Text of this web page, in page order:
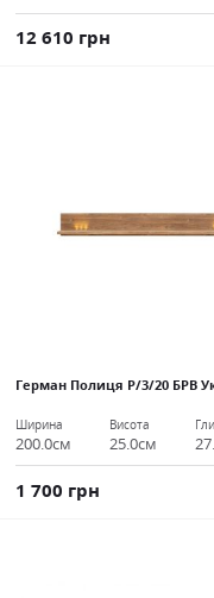
12 610 грн
Герман Полиця Р/3/20 БРВ
Ширина
200.0см
Висота
25.0см
1 700 грн